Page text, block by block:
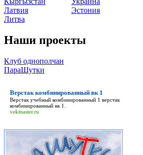
Латвия
Литва
Эстония
Наши проекты
Клуб однополчан
ПараШутки
Верстак комбинированный вк 1
Верстак учебный комбинированный 1 верстак
комбинированный вк 1
vekmaster.ru